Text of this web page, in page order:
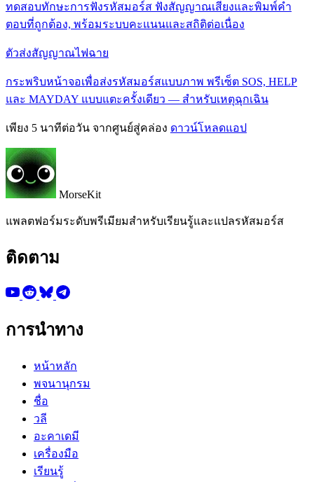
ทดสอบทักษะการฟังรหัสมอร์ส ฟังสัญญาณเสียงและพิมพ์คำ
ตอบที่ถูกต้อง, พร้อมระบบคะแนนและสถิติต่อเนื่อง
ตัวส่งสัญญาณไฟฉาย
กระพริบหน้าจอเพื่อส่งรหัสมอร์สแบบภาพ พรีเซ็ต SOS, HELP
และ MAYDAY แบบแตะครั้งเดียว — สำหรับเหตุฉุกเฉิน
เพียง 5 นาทีต่อวัน จากศูนย์สู่คล่อง ดาวน์โหลดแอป
MorseKit
แพลตฟอร์มระดับพรีเมียมสำหรับเรียนรู้และแปลรหัสมอร์ส
ติดตาม
การนำทาง
หน้าหลัก
พจนานุกรม
ชื่อ
วลี
อะคาเดมี
เครื่องมือ
เรียนรู้